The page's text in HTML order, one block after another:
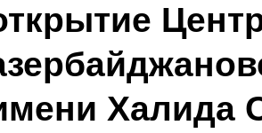
Халида